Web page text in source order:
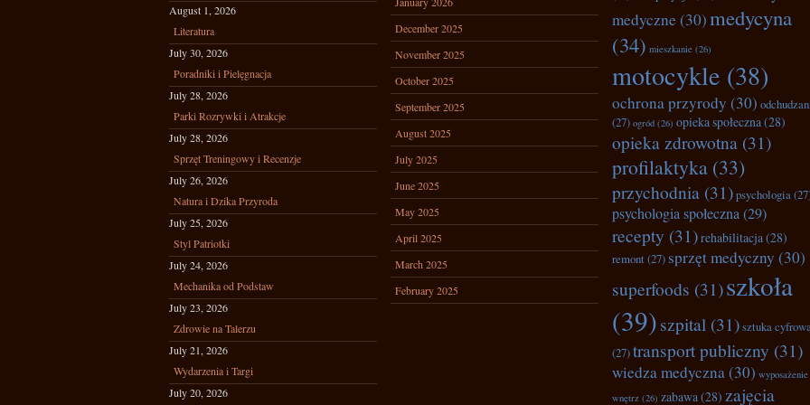
August 1, 2026
Literatura
July 30, 2026
Poradniki i Pielęgnacja
July 28, 2026
Parki Rozrywki i Atrakcje
July 28, 2026
Sprzęt Treningowy i Recenzje
July 26, 2026
Natura i Dzika Przyroda
July 25, 2026
Styl Patriotki
July 24, 2026
Mechanika od Podstaw
July 23, 2026
Zdrowie na Talerzu
July 21, 2026
Wydarzenia i Targi
July 20, 2026
December 2025
November 2025
October 2025
September 2025
August 2025
July 2025
June 2025
May 2025
April 2025
March 2025
February 2025
medyczne (30)medycyna
(34) mieszkanie (26)
motocykle (38)
ochrona przyrody (30)
(27) ogród (26) opieka społeczna(28)
opieka zdrowotna (31)
profilaktyka (33)
przychodnia (31)psychologia
psychologia społeczna(29)
recepty (31)rehabilitacja(28)
remont(27) sprzęt medyczny (30)
superfoods (31)szkoła
(39)szpital (31)sztuka
(27)transport publiczny (31)
wiedza medyczna(30) wyposażenie
wnętrz (26) zabawa(28) zajęcia